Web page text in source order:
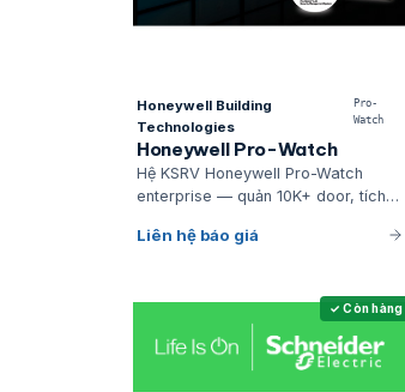
Honeywell Building
Technologies
Pro-
Watch
Honeywell Pro-Watch
Hệ KSRV Honeywell Pro-Watch
enterprise — quản 10K+ door, tích
dùng cho toà nhà hạng A và critical
Liên hệ báo giá
✓ Còn hàng